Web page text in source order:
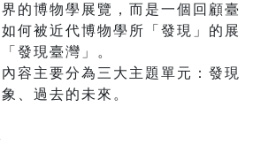
的博物學展覽，而是一個回顧臺
何被近代博物學所「發現」的展
發現臺灣」。
內容主要分為三大主題單元：發現
、過去的未來。